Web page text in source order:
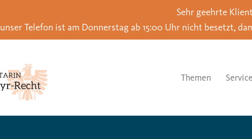
Sehr geehrte
unser Telefon ist am Donnerstag ab 15:00 Uhr nicht besetzt,
Themen